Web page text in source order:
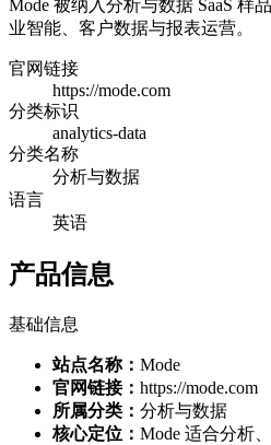
Mode 被纳入分析与数据 SaaS 样
业智能、客户数据与报表运营。
官网链接
https://mode.com
分类标识
analytics-data
分类名称
分析与数据
语言
英语
产品信息
基础信息
站点名称： Mode
官网链接： https://mode.com
所属分类： 分析与数据
核心定位： Mode 适合分析